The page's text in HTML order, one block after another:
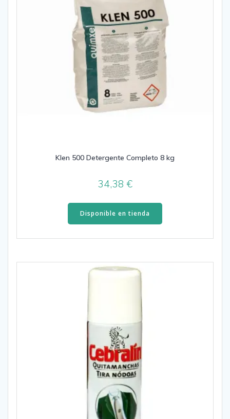
Klen 500 Detergente Completo 8 kg
34,38€
Disponible en tienda